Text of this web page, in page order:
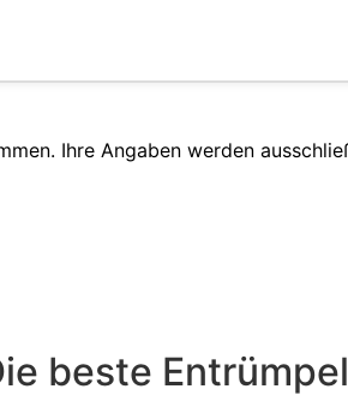
Ihre Angaben werden
beste